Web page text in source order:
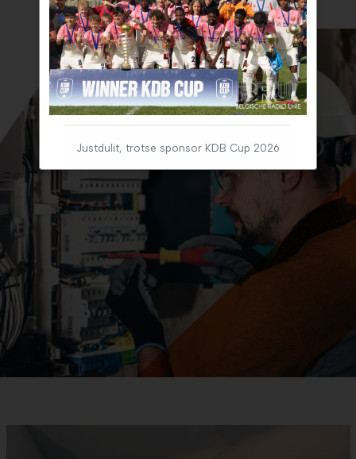
Justdulit, trotse sponsor KDB Cup 2026